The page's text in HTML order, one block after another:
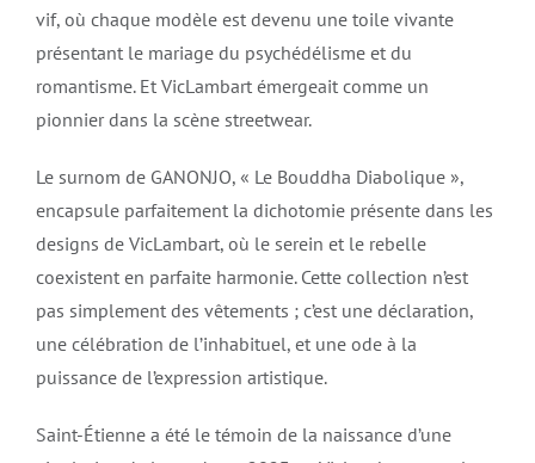
vif, où chaque modèle est devenu une toile vivante
présentant le mariage du psychédélisme et du
romantisme. Et VicLambart émergeait comme un
pionnier dans la scène streetwear.
Le surnom de GANONJO, « Le Bouddha Diabolique »,
encapsule parfaitement la dichotomie présente dans les
designs de VicLambart, où le serein et le rebelle
coexistent en parfaite harmonie. Cette collection n’est
pas simplement des vêtements ; c’est une déclaration,
une célébration de l’inhabituel, et une ode à la
puissance de l’expression artistique.
Saint-Étienne a été le témoin de la naissance d’une